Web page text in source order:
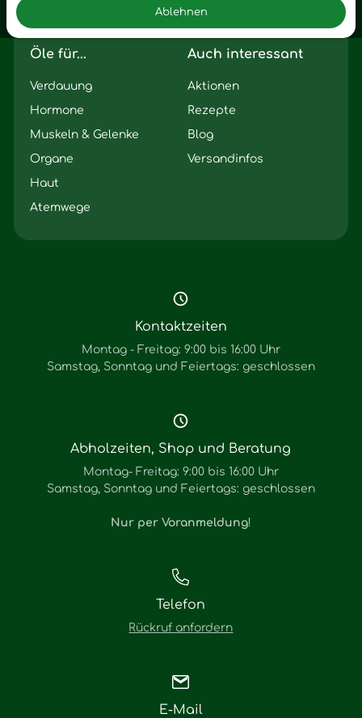
AblehnenSeelischer Schlag
Öle für...
Verdauung
Hormone
Muskeln & Gelenke
Organe
Haut
Atemwege
Auch interessant
Aktionen
Rezepte
Blog
Versandinfos
Kontaktzeiten
Montag - Freitag: 9:00 bis 16:00 Uhr
Samstag, Sonntag und Feiertags: geschlossen
Abholzeiten, Shop und Beratung
Montag- Freitag: 9:00 bis 16:00 Uhr
Samstag, Sonntag und Feiertags: geschlossen
Nur per Voranmeldung!
Telefon
Rückruf anfordern
E-Mail